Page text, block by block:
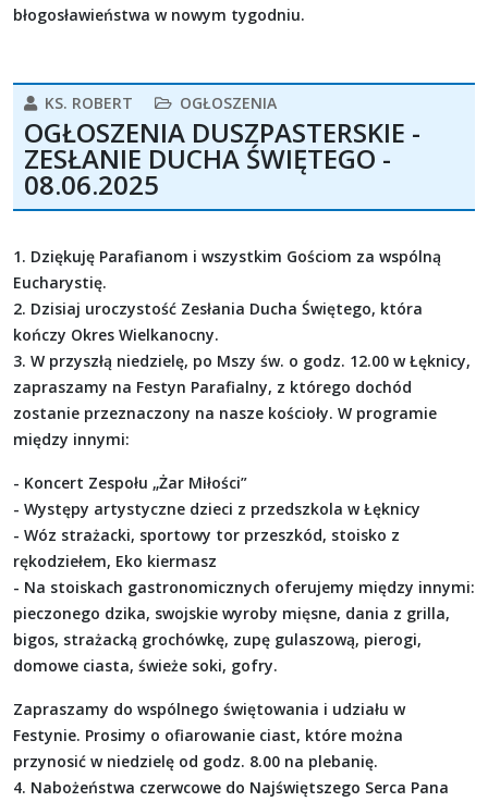
błogosławieństwa w nowym tygodniu.
KS. ROBERT OGŁOSZENIA
OGŁOSZENIA DUSZPASTERSKIE -
ZESŁANIE DUCHA ŚWIĘTEGO -
08.06.2025
1. Dziękuję Parafianom i wszystkim Gościom za wspólną
Eucharystię.
2. Dzisiaj uroczystość Zesłania Ducha Świętego, która
kończy Okres Wielkanocny.
3. W przyszłą niedzielę, po Mszy św. o godz. 12.00 w Łęknicy,
zapraszamy na Festyn Parafialny, z którego dochód
zostanie przeznaczony na nasze kościoły. W programie
między innymi:
- Koncert Zespołu „Żar Miłości”
- Występy artystyczne dzieci z przedszkola w Łęknicy
- Wóz strażacki, sportowy tor przeszkód, stoisko z
rękodziełem, Eko kiermasz
- Na stoiskach gastronomicznych oferujemy między innymi:
pieczonego dzika, swojskie wyroby mięsne, dania z grilla,
bigos, strażacką grochówkę, zupę gulaszową, pierogi,
domowe ciasta, świeże soki, gofry.
Zapraszamy do wspólnego świętowania i udziału w
Festynie. Prosimy o ofiarowanie ciast, które można
przynosić w niedzielę od godz. 8.00 na plebanię.
4. Nabożeństwa czerwcowe do Najświętszego Serca Pana